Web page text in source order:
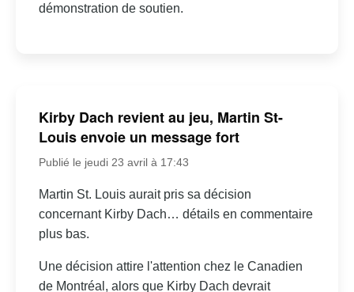
démonstration de soutien.
Kirby Dach revient au jeu, Martin St-
Louis envoie un message fort
Publié le jeudi 23 avril à 17:43
Martin St. Louis aurait pris sa décision
concernant Kirby Dach… détails en commentaire
plus bas.
Une décision attire l'attention chez le Canadien
de Montréal, alors que Kirby Dach devrait